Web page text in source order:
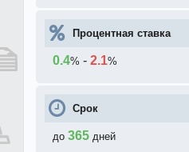
Процентная ставка
0.4% - 2.1%
Срок
до 365 дней